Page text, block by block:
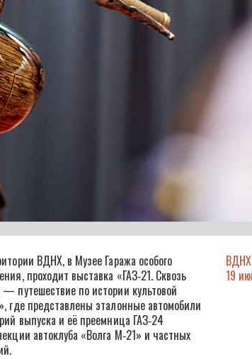
ВДНХ, в Музее Гаража особого
проходит выставка «ГАЗ‑21. Сквозь
путешествие по истории культовой
где представлены эталонные автомобили
выпуска и её преемница ГАЗ‑24
автоклуба «Волга М‑21» и частных
19